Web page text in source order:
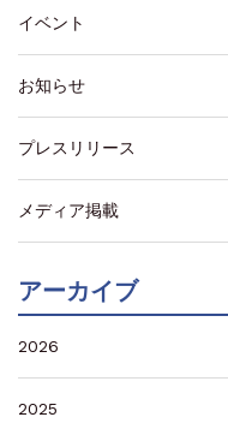
イベント
お知らせ
プレスリリース
メディア掲載
アーカイブ
2026
2025